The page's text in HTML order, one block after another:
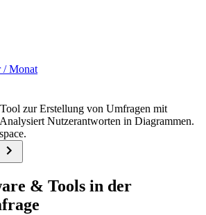
/ Monat
zur Erstellung von Umfragen mit
Nutzerantworten in Diagrammen.
& Tools in der